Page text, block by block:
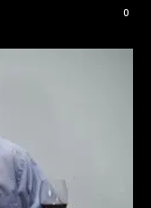
0